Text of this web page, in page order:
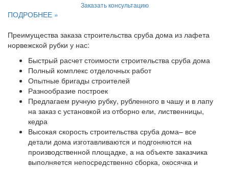
Заказать консультацию
ПОДРОБНЕЕ »
Преимущества заказа строительства сруба дома из лафета
норвежской рубки у нас:
Быстрый расчет стоимости строительства сруба дома
Полный комплекс отделочных работ
Опытные бригады строителей
Разнообразие построек
Предлагаем ручную рубку, рубленного в чашу и в лапу
на заказ с установкой из отборно ели, лиственницы,
кедра
Высокая скорость строительства сруба дома– все
детали дома изготавливаются и подгоняются на
производственной площадке, а на объекте заказчика
выполняется непосредственно сборка, окосячка и